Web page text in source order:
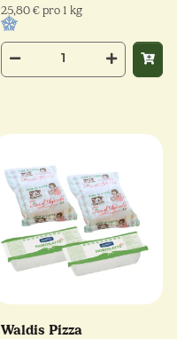
25,80 € pro 1 kg
Waldis Pizza